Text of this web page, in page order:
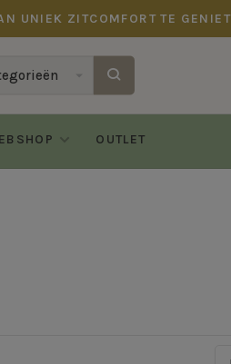
UNIEK ZITCOMFORT TE
OUTLET